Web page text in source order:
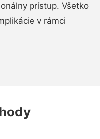
prístup. Všetko
v rámci